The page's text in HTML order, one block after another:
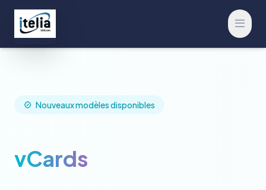
Nouveaux modèles disponibles
vCards